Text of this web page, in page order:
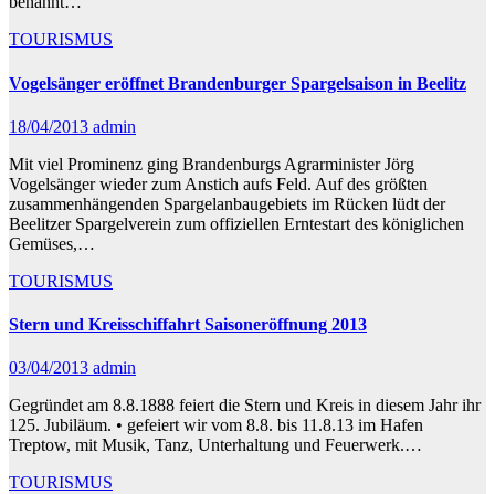
TOURISMUS
Vogelsänger eröffnet Brandenburger Spargelsaison in Beelitz
18/04/2013 admin
Mit viel Prominenz ging Brandenburgs Agrarminister Jörg
Vogelsänger wieder zum Anstich aufs Feld. Auf des größten
zusammenhängenden Spargelanbaugebiets im Rücken lüdt der
Beelitzer Spargelverein zum offiziellen Erntestart des königlichen
Gemüses,…
TOURISMUS
Stern und Kreisschiffahrt Saisoneröffnung 2013
03/04/2013 admin
Gegründet am 8.8.1888 feiert die Stern und Kreis in diesem Jahr ihr
125. Jubiläum. • gefeiert wir vom 8.8. bis 11.8.13 im Hafen
Treptow, mit Musik, Tanz, Unterhaltung und Feuerwerk.…
TOURISMUS